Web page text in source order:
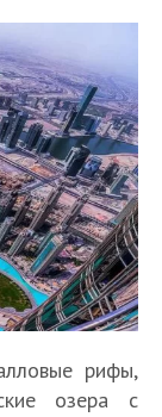
рифы,
озера с